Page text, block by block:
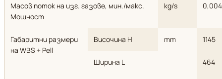
Масов поток на изг. газове, мин./макс.
Мощност
kg/s
Габаритни размери
на WBS + Pell
Височина H mm 1145
Ширина L 464